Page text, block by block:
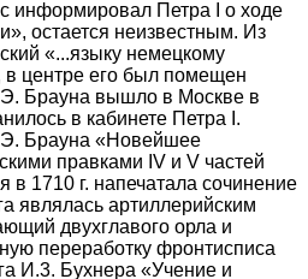
информировал Петра I о ходе
остается неизвестным. Из
«...языку немецкому
в центре его был помещен
Э. Брауна вышло в Москве в
в кабинете Петра I.
Э. Брауна «Новейшее
правками IV и V частей
в 1710 г. напечатала сочинение Т. Бринка «Описание артиллерии», переведенное с голландского А. Виниусом. Книга являлась артиллерийским руководством в двух частях с чертежами орудий и снарядов. Фронтиспис, изображающий двухглавого орла и предметы военной арматуры, выполненный Тепчигорским, «представляет остроумную переработку фронтисписа голландского оригинала книги Бринка». В августе 1711 г. в Москве была издана книга И.3. Бухнера «Учение и практика артиллерии» с отдельными сокращениями и исправлениями оригинала. Автор в трех частях своего труда приводит достаточно подробные сведения по материальной части артиллерии, стрельбе, устройству фейерверков и производству пороха. Текст иллюстрирован чертежами и таблицами. В книге три фронтисписа П. Пикарта, повторяющие немецкое издание. Но на первом Пикарт внес новый элемент — изображение Кремля 1709-1711 гг., опоясанного земляными бастионами (последнее было сделано по распоряжению Петра I в предвидении возможного похода Карла XII на Москву). Редакторская работа Я. В. Брюса над текстом перевода была начата уже в первой половине 1707 г., когда Брюс сообщает Петру I, что помимо книги «О употреблении циркуля и линейки» «и книгу Бухнерову по переводу писанной исправлять буду». Над текстом этого перевода он работает и в дальнейшем. 5 сентября 1709 г. Я. В. Брюс пишет Петру I: «Ради Бухнеровой артиллерийской книги послал я нарочно к Москве, а как привезут оную и будет где стоянка, то начну и ее выправливать». Над переводом текста этой книги Я. В. Брюс вновь работает с осени 1709 г. по январь 1711 г. Закончив работу над рукописью, он пересылает ее с подьячим Прохором Тимофеевым Петру I. А 19 января 1711 г. Я.В. Брюс пишет Петру I: «...чаю, что оная понравится Вашему величеству, понеже в переводе оной на то смотрел дабы читать довольно была». В некоторых исследованиях обращалось внимание на то, что еще при Петре I в петербургской типографии были изготовлены чертежи книги Сюрирея де Сен-Реми «Мемории или записки артиллерийские» и закончен ее перевод. Однако, книга вышла в свет значительно позже, в 1732 г. Как следует из предисловия к этому изданию, перевод был выполнен X. Минихом, бывшим тогда генерал-фельдцейхмейстером русской артиллерии. Вопрос о личности переводчика двухтомной работы С. де Сен-Реми и обстоятельств перевода книги до настоящего времени не ставился в печати. Между тем, привлеченные нами архивные источники сообщают новые сведения о переводе с французского и подготовке к печати «Мемории или записки артиллерийские». Перевод труда С. де Сен-Реми был начат Борисом Волковым в 1716 г. по распоряжению Петра I. Выбор Петром I этой книги был не случайным. На основе большого фактического материала С. де Сен-Реми подробно изложил состояние и достижения французской артиллерии конца XVII В. Труд С де Сен-Реми состоял из двух томов, богато иллюстрированных чертежами; по объему затронутых вопросов, качеству самого изложения, иллюстрированному материалу он значительно превосходил книги по артиллерии Т. Бринка, Э. Брауна и И. Бюхнера, изданные в Москве в 1709-1711 гг. На время работы по переводу книги С. де Сен-Реми Б. Волков находился в распоряжении Я.В. Брюса. 30 ноября 1716 г. Я.В. Брюс сообщил А. В. Макарову, что первая книга у Б. Волкова «уже переведена и надеюсь вскоре совсем к печати исправлена будет». Осенью 1717 г., находясь в отпуску в деревне Головцове, Б. Волков перевел около половины второго тома «Мемории или записок артиллерийских». 28 октября того же года он сообщает Я.В. Брюсу: «а всю книгу ... надеюсь перевесть к февралю месяцу» (1718 г..). В действительности перевод второго тома был завершен только в конце 1718 г. Рукописные тексты переводов первого и второго тома хранились в петербургской артиллерийской канцелярии. Одновременно с переводом текста книги готовились к печати и ее чертежи. 8 января 1717 г. Я.В. Брюс пишет цейхдиректору петербургской типографии М.П. Аврамову: «При сем же посылаю к Вам тридцать четыре доски чертежей из французской артиллерийской книги, которые из оных в прежнюю посылку не вырезаны, извольте приказать вырезывать и вырезав прислать ко мне...». По-видимому, в 1719 г. все подготовительные работы по изданию книги С. де Сен-Реми были закончены. Остается неясным, почему же тогда она не вышла в свет, и в какой степени текст перевода и чертежи 1716-1719 гг. были использованы X. Минихом при издании книги «Мемории или записки артиллерийские» в 1732 г. Весьма вероятно, что книга своевременно не была издана в связи с уходом в 1726 г. со службы Я. В. Брюса. Как считает Т.А. Быкова, при издании в 1732 г. «Меморий или записок артиллерийских» были использованы гравюры и заставки (за исключением одной), вырезанные еще в мастерской П. Пикарта. К 1712 г., в основном, сложилась организационно-штатная структура русской регулярной армии и новая система материального снабжения ее личного состава. Эти обстоятельства во многом предопределили выход единых узаконений, юридически закрепивших новую организацию, обязанности каждого военнослужащего и взаимоотношения между подчиненными и начальниками. Первым военно-юридическим трудом была книга Э.Ф. Кромпейна «Краткое изображение процессов или судебных тяжеб...» (Спб., 1712). В ней автор изложил правила следствия и военного судопроизводства, принятые в австрийской и саксонской армиях. Эта книга примечательна еще и тем, что она — первое известное нам датированное издание Петербургской типографии. 22 декабря 1714 г. в Петербургской типографии были напечатаны «Инструкции и артикулы военные...». Заглавный лист имел виньетку с видом Петропавловской крепости и Троицкой церкви. Это первый военно-уголовный кодекс регулярной армии из 290 артикулов с толкованием текста каждой статьи, сведенных в 24 главы. В них были кодифицированы военно-судебные положения, сложившиеся в русской армии и принятые в некоторых рукописных наставлениях: «Устав прежних лет», «Артикул Краткий» и др. В книге «Инструкции и артикулы военные...» были закреплены положения о воинских преступлениях и дисциплинарные права начальников. Второе издание — «Артикул воинский купно с процессом надлежащий судящим...» — вышло 26 апреля 1715 г., тиражом в 1200 экз. Оно было дополнено: Указом Петра I, текстом присяги, «толкованием каждого артикула» и «Кратким изображением процессов или судебных тяжеб...». В составлении артикула большое участие принимал Петр I. В 1715 г. «Артикул воинский...» выходит третьим изданием с параллельным текстом на немецком языке, но без «Краткого изображения процессов...» Наличие в «Артикуле...» вместе с русским текстом немецкого объясняется тем, что в русской армии среди офицеров было немало иностранцев, в основном немцев. Четвертое издание «Артикула...» вышло в 1717 г., некоторые экземпляры были дополнены «Книгой о эксерциции». Все перечисленные издания «Артикула...» печатались в петербургской типографии. Любопытно отметить, что последнее издание «Артикула воинского...» было напечатано в 1827 г., при штабе 2-ой армии в Тульчине. А. В. Гаврилов считает, что «Артикул воинский...» выходил в 1717 г. несколькими изданиями: на русском и немецком языках — 148 экз., на одном русском с «Процессом» — 600 экз., на русском же, без «Процесса» — 19 экз., с «Процессом» и «Книгой о эксерциции...» — 7 экз. Победа в Полтавской битве и успехи русских войск и флота в 1710-1715 гг. в Прибалтике и Финляндии предрешили исход Северной войны. В ходе различных кампаний русские регулярные войска и военно-морские силы, оснащенные новым, более совершенным вооружением, получили разносторонний боевой опыт. Таким образом, были созданы предпосылки для дальнейшего развития русского военного искусства. В сложившейся обстановке представители русской военной мысли должны были разрешить важнейшую задачу — создать общевоенный устав, основанный на передовых принципах отечественного военного искусства. Помимо общих положений по устройству войск и обязанностям старших начальников, в нем было необходимо сформулировать основные положения по боевой деятельности войск. Подобный устав с учетом всех особенностей военно-морского дела требовалось создать и для флота. Эта проблема была успешно разрешена в 1716-1720 гг. В Петербурге 26 апреля 1715 г. вышла «Книга о эксерциции церемониях и должностях воинским людем надлежащим...» тиражом в 1050 экз., заменившая «Краткое учение...» 1699 г. Последнее, составленное еще до начала формирования регулярных войск, во многом устарело, тем более, что в нем не был отражен боевой опыт русских войск в Северной войне. «Книга о эксерциции...» была строевым уставом и состояла из трех частей. Первая часть излагала вопросы строевого учения, в основу которого легло переработанное «Краткое учение...»; вторая часть была посвящена построению части и порядку, соблюдаемому войсками при следовании на марше; третья — обязанностям унтер-офицеров офицеров полка. Эта глава начинается известным определением «Что есть солдат...», принадлежащим Петру I. К Уставу была приложена «Таблица как стать полку в лагере» и две схемы в тексте. По существу выходом «Книги о эксерциции...» был закончен подготовительный период по созданию общевоинского устава регулярной армии. 19 июля 1716 г. в Петербурге выходит «Книга Устав Воинский», созданная на основе боевого опыта. Вместе с тем, в «Уставе Воинском» были использованы положения наставлений русской регулярной армии начала XVIII в. («Краткое обыкновенное учение», «Ротные пехотные чины», «Статьи воинские», «Учреждение к бою», «Правила» Петра I и др.), проверенные в суровых испытаниях Северной войны. «Книга Устав Воинский» состояла из Манифеста, 68 глав самого устава, оглавления (главы и «пункты»). В Манифесте подчеркивалась историческая преемственность в развитии регулярных войск в России и определялись задачи самого устава. Петр I много времени уделял составлению и редактированию устава. В «Книге Устав Воинский» четко и образно были определены права и обязанности командующего армией, генерал-квартирмейстера, начальника артиллерии и других должностных лиц. Устав закрепил сложившееся организационно-тактическое деление регулярной армии